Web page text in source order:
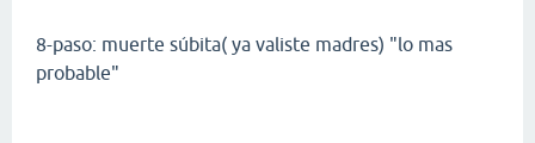
8-paso: muerte súbita( ya valiste madres) "lo mas
probable"